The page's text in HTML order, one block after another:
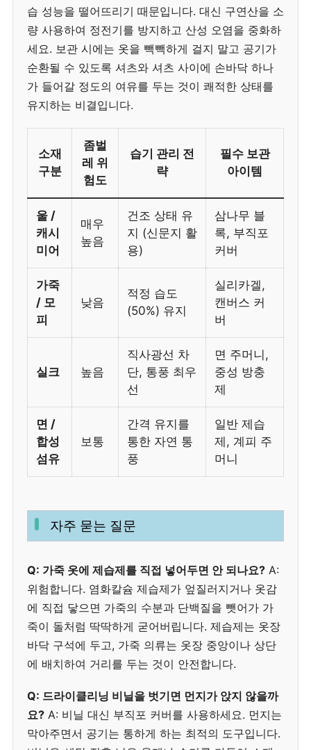
습 성능을 떨어뜨리기 때문입니다. 대신 구연산을 소
량 사용하여 정전기를 방지하고 산성 오염을 중화하
세요. 보관 시에는 옷을 빽빽하게 걸지 말고 공기가
순환될 수 있도록 셔츠와 셔츠 사이에 손바닥 하나
가 들어갈 정도의 여유를 두는 것이 쾌적한 상태를
유지하는 비결입니다.
소재
구분
좀벌
레 위
험도
습기 관리 전
략
필수 보관
아이템
울 /
캐시
미어
매우
높음
건조 상태 유
지 (신문지 활
용)
삼나무 블
록, 부직포
커버
가죽
/ 모
피
낮음
적정 습도
(50%) 유지
실리카겔,
캔버스 커
버
실크 높음
직사광선 차
단, 통풍 최우
선
면 주머니,
중성 방충
제
면 /
합성
섬유
보통
간격 유지를
통한 자연 통
풍
일반 제습
제, 계피 주
머니
자주 묻는 질문
Q: 가죽 옷에 제습제를 직접 넣어두면 안 되나요? A:
위험합니다. 염화칼슘 제습제가 엎질러지거나 옷감
에 직접 닿으면 가죽의 수분과 단백질을 뺏어가 가
죽이 돌처럼 딱딱하게 굳어버립니다. 제습제는 옷장
바닥 구석에 두고, 가죽 의류는 옷장 중앙이나 상단
에 배치하여 거리를 두는 것이 안전합니다.
Q: 드라이클리닝 비닐을 벗기면 먼지가 앉지 않을까
요? A: 비닐 대신 부직포 커버를 사용하세요. 먼지는
막아주면서 공기는 통하게 하는 최적의 도구입니다.